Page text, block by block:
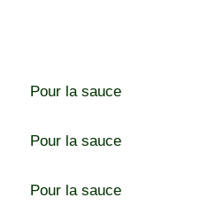
Pour la sauce
Pour la sauce
Pour la sauce